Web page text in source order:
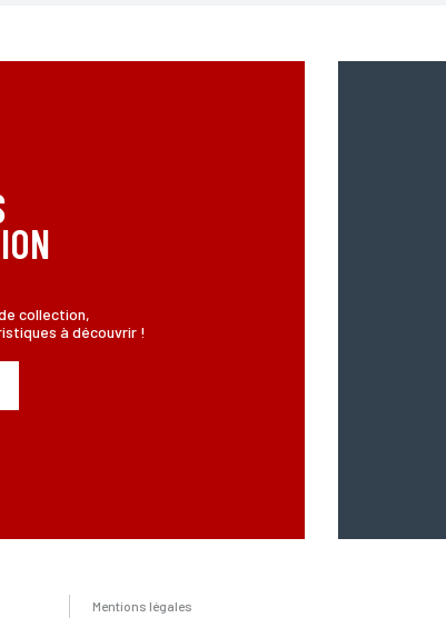
collection,
à découvrir !
Mentions légales